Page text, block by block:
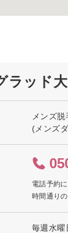
ラッド
メンズ
(メンズ
電話予約
時間通り
毎週水曜